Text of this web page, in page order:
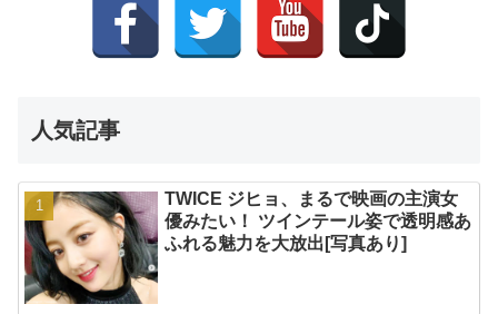
人気記事
TWICE ジヒョ、まるで映画の主演女
優みたい！ ツインテール姿で透明感あ
ふれる魅力を大放出[写真あり]